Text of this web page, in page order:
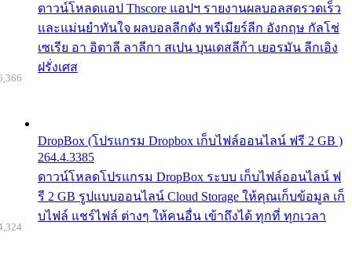
ดาวน์โหลดแอป Thscore แอปฯ รายงานผลบอลสดรวดเร็ว
และแม่นยำทันใจ ผลบอลลีกดัง พรีเมียร์ลีก อังกฤษ กัลโช่
เซเรีย อา อิตาลี ลาลีกา สเปน บุนเดสลีก้า เยอรมัน ลีกเอิง
ฝรั่งเศส
DropBox (โปรแกรม Dropbox เก็บไฟล์ออนไลน์ ฟรี 2 GB )
264.4.3385
ดาวน์โหลดโปรแกรม DropBox ระบบ เก็บไฟล์ออนไลน์ ฟ
รี 2 GB รูปแบบออนไลน์ Cloud Storage ให้คุณเก็บข้อมูล เก็
บไฟล์ แชร์ไฟล์ ต่างๆ ให้คนอื่น เข้าถึงได้ ทุกที่ ทุกเวลา